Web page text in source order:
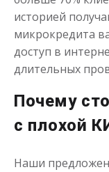
историей
микрокредита
доступ в
длительных
Почему
с плохой
Наши